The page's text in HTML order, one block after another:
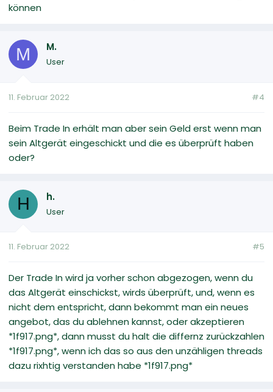
können
M M.
User
11. Februar 2022 #4
Beim Trade In erhält man aber sein Geld erst wenn man
sein Altgerät eingeschickt und die es überprüft haben
oder?
H h.
User
11. Februar 2022 #5
Der Trade In wird ja vorher schon abgezogen, wenn du
das Altgerät einschickst, wirds überprüft, und, wenn es
nicht dem entspricht, dann bekommt man ein neues
angebot, das du ablehnen kannst, oder akzeptieren
*1f917.png*, dann musst du halt die differnz zurückzahlen
*1f917.png*, wenn ich das so aus den unzähligen threads
dazu rixhtig verstanden habe *1f917.png*